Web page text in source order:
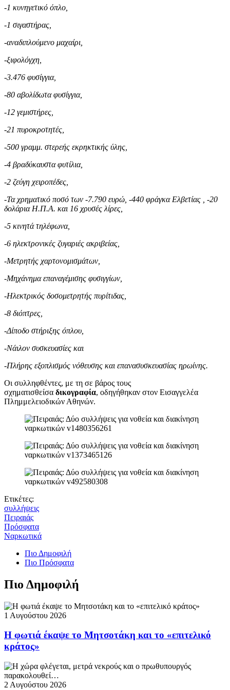
-1 κυνηγετικό όπλο,
-1 σιγαστήρας,
-αναδιπλούμενο μαχαίρι,
-ξιφολόγχη,
-3.476 φυσίγγια,
-80 αβολίδωτα φυσίγγια,
-12 γεμιστήρες,
-21 πυροκροτητές,
-500 γραμμ. στερεής εκρηκτικής ύλης,
-4 βραδύκαυστα φυτίλια,
-2 ζεύγη χειροπέδες,
-Τα χρηματικό ποσό των -7.790 ευρώ, -440 φράγκα Ελβετίας , -20
δολάρια Η.Π.Α. και 16 χρυσές λίρες,
-5 κινητά τηλέφωνα,
-6 ηλεκτρονικές ζυγαριές ακριβείας,
-Μετρητής χαρτονομισμάτων,
-Μηχάνημα επαναγέμισης φυσιγγίων,
-Ηλεκτρικός δοσομετρητής πυρίτιδας,
-8 διόπτρες,
-Δίποδο στήριξης όπλου,
-Νάιλον συσκευασίες και
-Πλήρης εξοπλισμός νόθευσης και επανασυσκευασίας ηρωίνης.
Οι συλληφθέντες, με τη σε βάρος τους
σχηματισθείσα δικογραφία, οδηγήθηκαν στον Εισαγγελέα
Πλημμελειοδικών Αθηνών.
Ετικέτες:
συλλήψεις
Πειραιάς
Πρόσφατα
Ναρκωτικά
Πιο Δημοφιλή
Πιο Πρόσφατα
Πιο Δημοφιλή
1 Αυγούστου 2026
Η φωτιά έκαψε το Μητσοτάκη και το «επιτελικό
κράτος»
2 Αυγούστου 2026